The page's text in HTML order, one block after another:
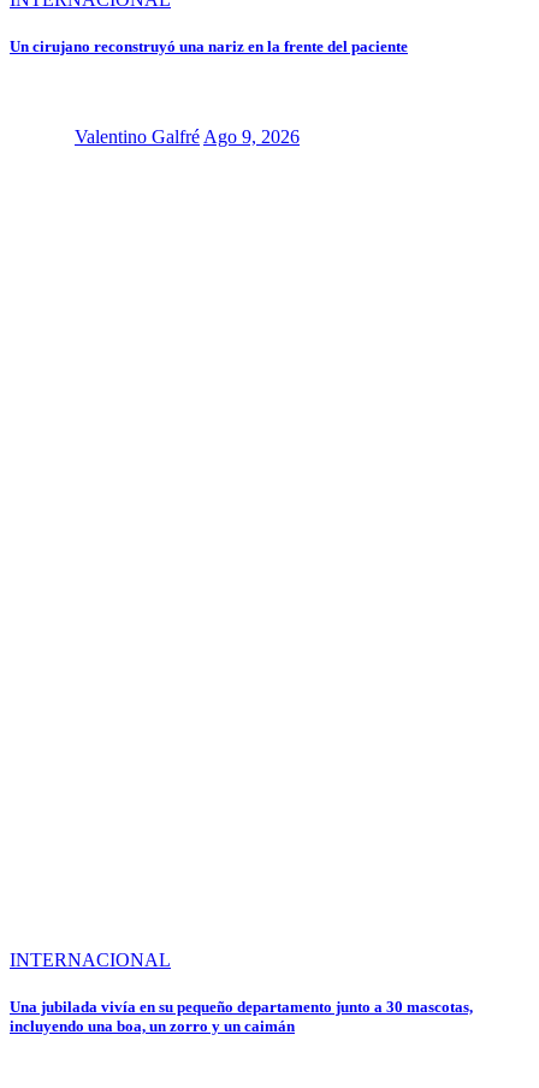
Un cirujano reconstruyó una nariz en la frente del paciente
Valentino Galfré Ago 9, 2026
INTERNACIONAL
Una jubilada vivía en su pequeño departamento junto a 30 mascotas,
incluyendo una boa, un zorro y un caimán